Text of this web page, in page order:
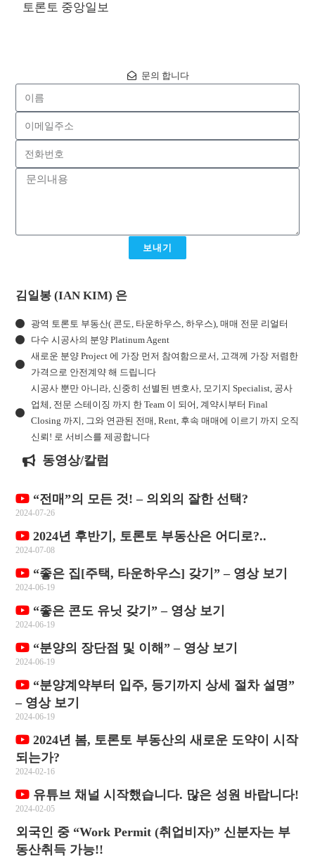
토론토 중앙일보
문의 합니다
보내기
김일봉 (IAN KIM) 은
광역 토론토 부동산( 콘도, 타운하우스, 하우스), 매매 전문 리얼터
다수 시공사의 분양 Platinum Agent
새로운 분양 Project 에 가장 먼저 참여함으로서, 고객께 가장 저렴한
가격으로 안전계약 해 드립니다
시공사 뿐만 아니라, 신중히 선별된 변호사, 모기지 Specialist, 공사
업체, 전문 스테이징 까지 한 Team 이 되어, 계약시부터 Final
Closing 까지, 그와 연관된 전매, Rent, 후속 매매에 이르기 까지 오직
신뢰! 로 서비스를 제공합니다
동영상/칼럼
“전매”의 모든 것! – 의외의 잘한 선택?
2024-07-26
2024년 후반기, 토론토 부동산은 어디로?..
2024-07-08
“좋은 집[주택, 타운하우스] 갖기” – 영상 보기
2024-06-19
“좋은 콘도 유닛 갖기” – 영상 보기
2024-06-19
“분양의 장단점 및 이해” – 영상 보기
2024-06-19
“분양계약부터 입주, 등기까지 상세 절차 설명”
– 영상 보기
2024-06-19
2024년 봄, 토론토 부동산의 새로운 도약이 시작
되는가?
2024-02-16
유튜브 채널 시작했습니다. 많은 성원 바랍니다!
2024-02-05
외국인 중 “Work Permit (취업비자)” 신분자는 부
동산취득 가능!!